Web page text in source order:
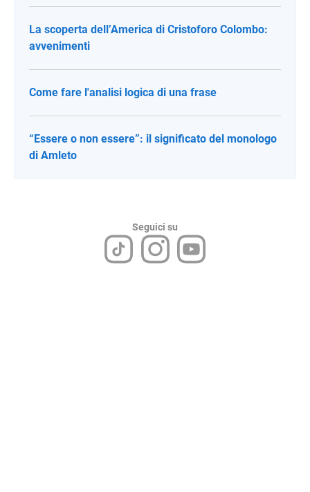
La scoperta dell’America di Cristoforo Colombo:
avvenimenti
Come fare l'analisi logica di una frase
“Essere o non essere”: il significato del monologo
di Amleto
Seguici su